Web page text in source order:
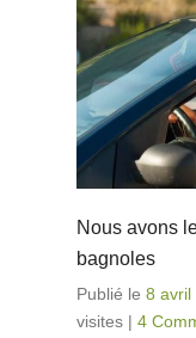
Nous avons
bagnoles
Publié le 8 avril
visites | 4